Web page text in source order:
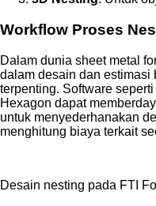
Workflow Proses
Dalam dunia sheet metal
dalam desain dan estimasi
terpenting. Software
Hexagon dapat
untuk menyederhanakan
menghitung biaya terkait
Desain nesting pada FTI